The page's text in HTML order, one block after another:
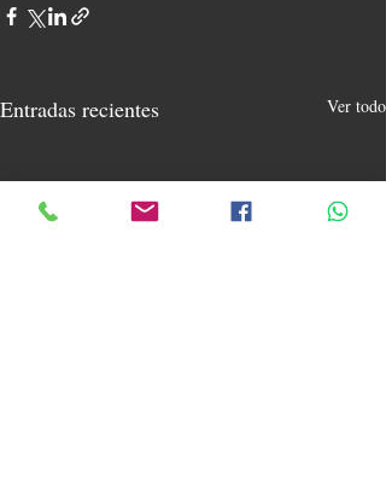
Entradas recientes Ver todo